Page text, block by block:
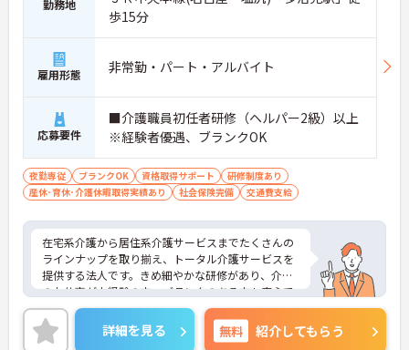
族のように温かい時間を共有できます。「流れ作業
ではなく、じっくりと人と向き合いたい」という方
にぴったりの環境です。
＜手厚い指導と資格支援＞入社後は2週間程度の研
修期間があり、先輩と一緒に業務を覚えながら、少
リアアップ制度や、就業後の資格取得を積極的にサ
ポートする体制が整っています。
＜大手・日本生命グループだからこその安定感＞
加わった大手企業ならではのコンプライアンスと福
利厚生の充実度が安心の決め手です。基本給に加え
て最大2万円の勤続年数手当や、早朝・夜間・深夜
手当等も支給されるので頑張りが収入に直結しま
す。退職金や退職慰労金制度も整っているため、年
齢を重ねても将来の不安を感じることなく、長く腰
を据えて働き続けられる環境です。
勤務地
歩15分
雇用形態 非常勤・パート・アルバイト
応募要件
■介護職員初任者研修（ヘルパー2級）以上
※経験者優遇、ブランクOK
夜勤専従 ブランクOK 資格取得サポート
研修制度あり
産休･育休･介護休暇取得実績あり
社会保険完備 交通費支給
在宅系介護から居住系介護サービスまでたくさんの
ラインナップを取り揃え、トータル介護サービスを
提供する法人です。きめ細やかな研修があり、介護
のお仕事が未経験の方、ブランクのある方も安心で
す。ご興味ある方には、面接対策ポイントなど、さ
らに詳細をお話しいたしますのでお気軽にご相談く
ださい！
詳細を見る 無料 紹介してもらう